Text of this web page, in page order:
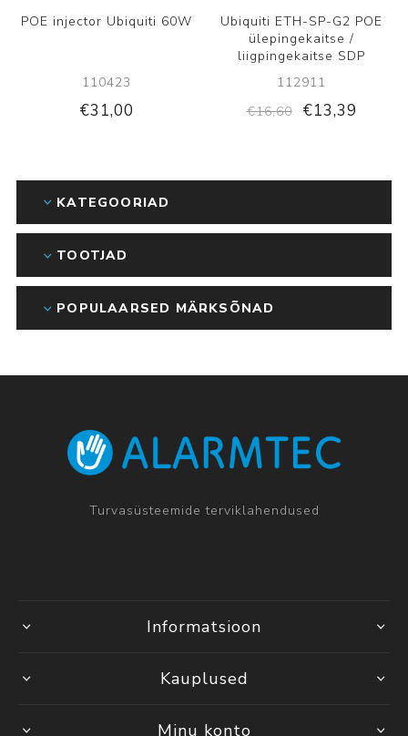
POE injector Ubiquiti 60W
110423
€31,00
Ubiquiti ETH-SP-G2 POE
ülepingekaitse /
liigpingekaitse SDP
112911
€16,60
€13,39
KATEGOORIAD
TOOTJAD
POPULAARSED MÄRKSÕNAD
Turvasüsteemide terviklahendused
Informatsioon
Kauplused
Minu konto